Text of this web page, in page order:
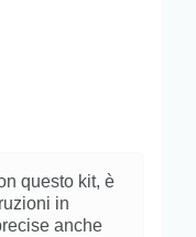
questo kit, è
in
anche